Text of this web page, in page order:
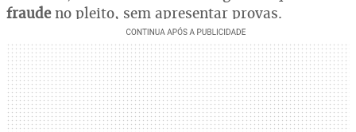
fraudeno pleito, sem apresentar provas.